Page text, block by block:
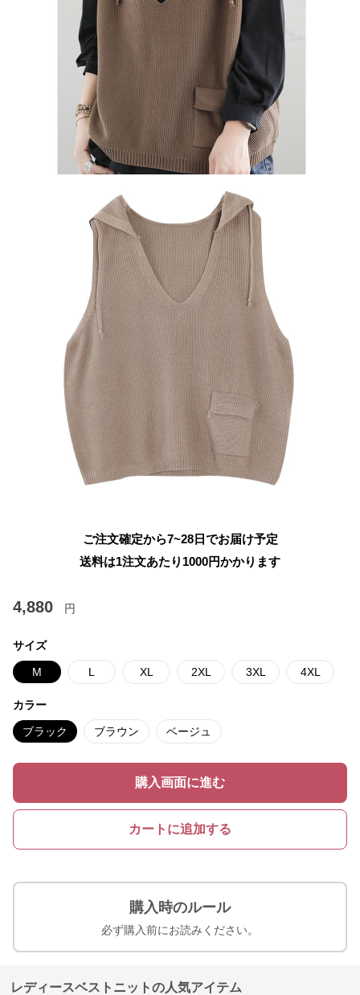
ご注文確定から7~28日でお届け予定
送料は1注文あたり 1000円かかります
4,880 円
サイズ
M L XL 2XL 3XL 4XL
カラー
ブラック ブラウン ベージュ
購入画面に進む
カートに追加する
購入時のルール
必ず購入前にお読みください。
レディースベストニットの人気アイテム